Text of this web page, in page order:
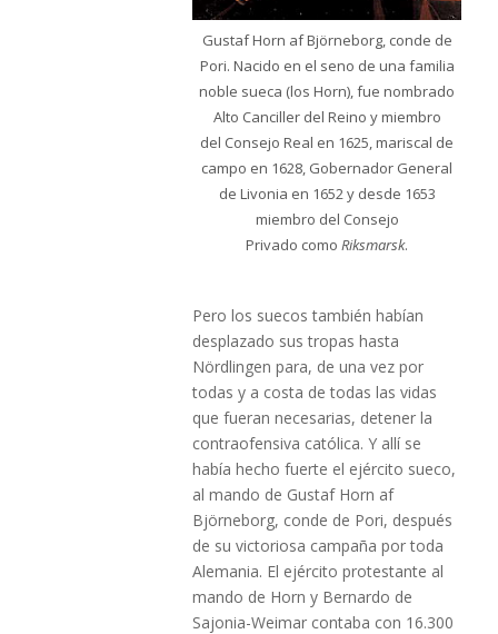
Gustaf Horn af Björneborg, conde de
Pori. Nacido en el seno de una familia
noble sueca (los Horn), fue nombrado
Alto Canciller del Reino y miembro
del Consejo Real en 1625, mariscal de
campo en 1628, Gobernador General
de Livonia en 1652 y desde 1653
miembro del Consejo
Privado comoRiksmarsk.
Pero los suecos también habían
desplazado sus tropas hasta
Nördlingen para, de una vez por
todas y a costa de todas las vidas
que fueran necesarias, detener la
contraofensiva católica. Y allí se
había hecho fuerte el ejército sueco,
al mando de Gustaf Horn af
Björneborg, conde de Pori, después
de su victoriosa campaña por toda
Alemania. El ejército protestante al
mando de Horn y Bernardo de
Sajonia-Weimar contaba con 16.300